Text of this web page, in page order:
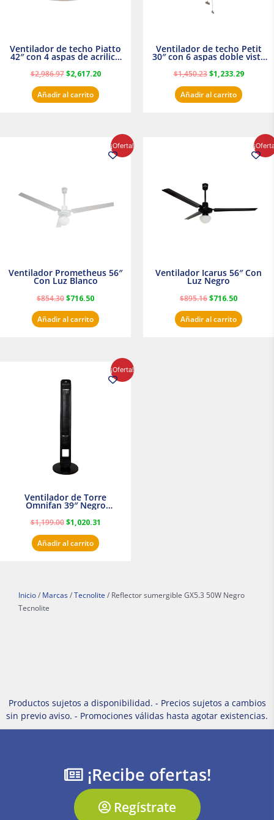
Ventilador de techo Piatto
42″ con 4 aspas de acrilico
transparente
$2,986.97 $2,617.20
Añadir al carrito
Ventilador de techo Petit
30″ con 6 aspas doble vista
Satinado Masterfan
$1,450.23 $1,233.29
Añadir al carrito
¡Oferta!
Ventilador Prometheus 56″
Con Luz Blanco
$854.30$716.50
precio
actual
Añadir al carrito
Ventilador Icarus 56″ Con
Luz Negro
$895.16$716.50
precio
actual
Añadir al carrito
¡Oferta!
Ventilador de Torre
Omnifan 39″ Negro
$1,199.00
original
era:
$1,020.31
precio
actual
Añadir al carrito
Inicio / Marcas / Tecnolite / Reflector sumergible GX5.3 50W Negro
Tecnolite
Productos sujetos a disponibilidad. - Precios sujetos a cambios
sin previo aviso. - Promociones válidas hasta agotar existencias.
¡Recibe ofertas!
Regístrate